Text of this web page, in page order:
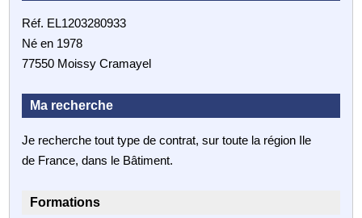
Réf. EL1203280933
Né en 1978
77550 Moissy Cramayel
Ma recherche
Je recherche tout type de contrat, sur toute la région Ile
de France, dans le Bâtiment.
Formations